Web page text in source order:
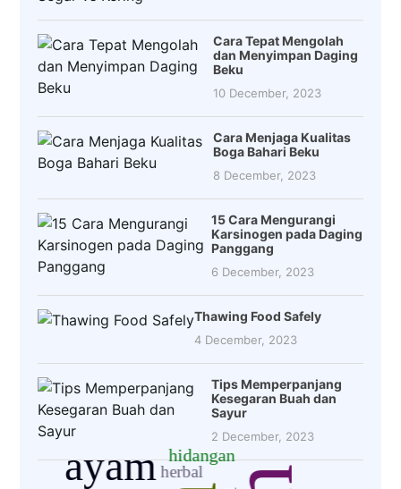
Cara Tepat Mengolah
dan Menyimpan Daging
Beku
10 December, 2023
Cara Menjaga Kualitas
Boga Bahari Beku
8 December, 2023
15 Cara Mengurangi
Karsinogen pada Daging
Panggang
6 December, 2023
Thawing Food Safely
4 December, 2023
Tips Memperpanjang
Kesegaran Buah dan
Sayur
2 December, 2023